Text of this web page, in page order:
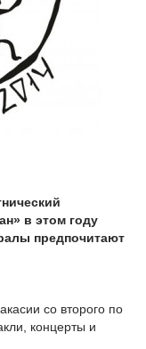
в этом году
предпочитают
со второго по
концерты и